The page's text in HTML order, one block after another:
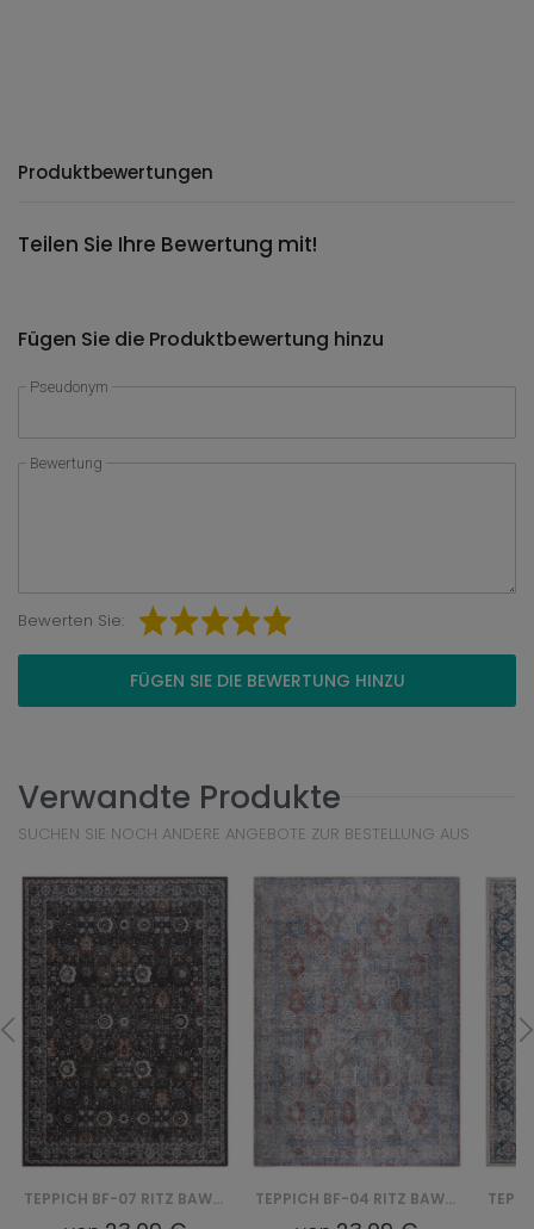
Produktbewertungen
Teilen Sie Ihre Bewertung mit!
Fügen Sie die Produktbewertung hinzu
Pseudonym
Bewertung
Bewerten Sie:
FÜGEN SIE DIE BEWERTUNG HINZU
Verwandte Produkte
SUCHEN SIE NOCH ANDERE ANGEBOTE ZUR BESTELLUNG AUS
TEPPICH BF-07 RITZ BAWEŁNIANY TEPPICH BF-04 RITZ BAWEŁNIANY